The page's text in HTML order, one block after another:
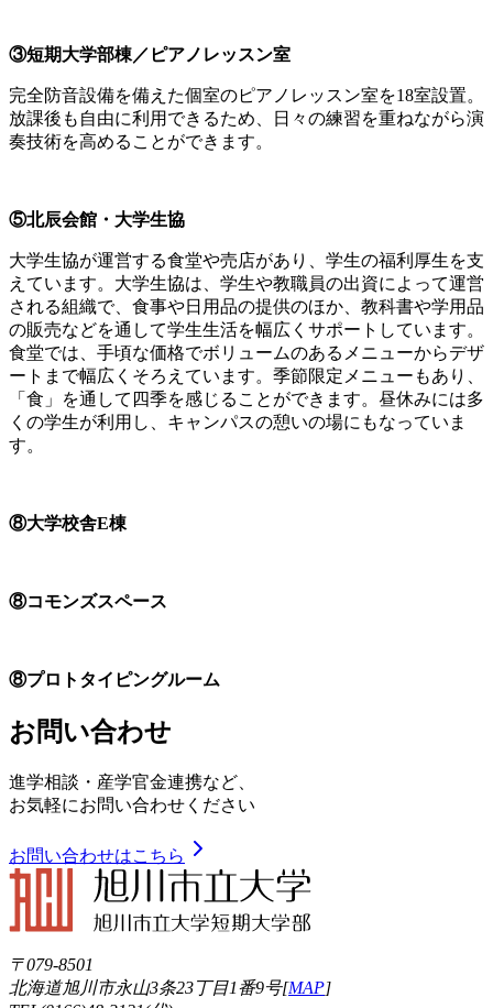
③短期大学部棟／ピアノレッスン室
完全防音設備を備えた個室のピアノレッスン室を18室設置。
放課後も自由に利用できるため、日々の練習を重ねながら演
奏技術を高めることができます。
⑤北辰会館・大学生協
大学生協が運営する食堂や売店があり、学生の福利厚生を支
えています。大学生協は、学生や教職員の出資によって運営
される組織で、食事や日用品の提供のほか、教科書や学用品
の販売などを通して学生生活を幅広くサポートしています。
食堂では、手頃な価格でボリュームのあるメニューからデザ
ートまで幅広くそろえています。季節限定メニューもあり、
「食」を通して四季を感じることができます。昼休みには多
くの学生が利用し、キャンパスの憩いの場にもなっていま
す。
⑧大学校舎E棟
⑧コモンズスペース
⑧プロトタイピングルーム
お問い合わせ
進学相談・産学官金連携など、
お気軽にお問い合わせください
お問い合わせはこちら
〒079-8501
北海道旭川市永山3条23丁目1番9号[MAP]